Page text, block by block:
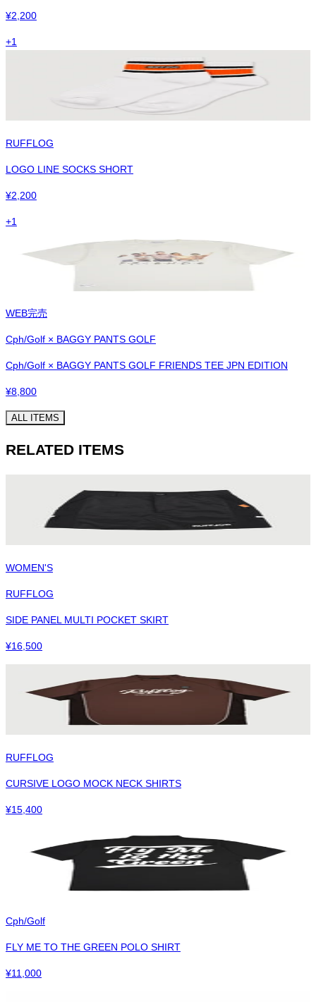
¥2,200
+1
RUFFLOG
LOGO LINE SOCKS SHORT
¥2,200
+1
WEB完売
Cph/Golf × BAGGY PANTS GOLF
Cph/Golf × BAGGY PANTS GOLF FRIENDS TEE JPN EDITION
¥8,800
ALL ITEMS
RELATED ITEMS
WOMEN'S
RUFFLOG
SIDE PANEL MULTI POCKET SKIRT
¥16,500
RUFFLOG
CURSIVE LOGO MOCK NECK SHIRTS
¥15,400
Cph/Golf
FLY ME TO THE GREEN POLO SHIRT
¥11,000